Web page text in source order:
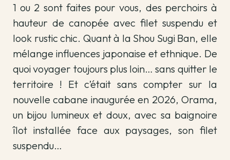
1 ou 2 sont faites pour vous, des perchoirs à
hauteur de canopée avec filet suspendu et
look rustic chic. Quant à la Shou Sugi Ban, elle
mélange influences japonaise et ethnique. De
quoi voyager toujours plus loin… sans quitter le
territoire ! Et c’était sans compter sur la
nouvelle cabane inaugurée en 2026, Orama,
un bijou lumineux et doux, avec sa baignoire
îlot installée face aux paysages, son filet
suspendu…